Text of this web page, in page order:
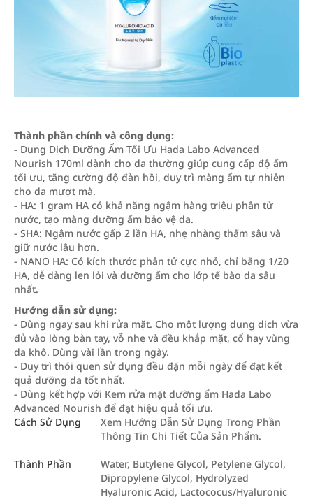
Thành phần chính và công dụng:
- Dung Dịch Dưỡng Ẩm Tối Ưu Hada Labo Advanced
Nourish 170ml dành cho da thường giúp cung cấp độ ẩm
tối ưu, tăng cường độ đàn hồi, duy trì màng ẩm tự nhiên
cho da mượt mà.
- HA: 1 gram HA có khả năng ngậm hàng triệu phân tử
nước, tạo màng dưỡng ẩm bảo vệ da.
- SHA: Ngậm nước gấp 2 lần HA, nhẹ nhàng thấm sâu và
giữ nước lâu hơn.
- NANO HA: Có kích thước phân tử cực nhỏ, chỉ bằng 1/20
HA, dễ dàng len lỏi và dưỡng ẩm cho lớp tế bào da sâu
nhất.
Hướng dẫn sử dụng:
- Dùng ngay sau khi rửa mặt. Cho một lượng dung dịch vừa
đủ vào lòng bàn tay, vỗ nhẹ và đều khắp mặt, cổ hay vùng
da khô. Dùng vài lần trong ngày.
- Duy trì thói quen sử dụng đều đặn mỗi ngày để đạt kết
quả dưỡng da tốt nhất.
- Dùng kết hợp với Kem rửa mặt dưỡng ẩm Hada Labo
Advanced Nourish để đạt hiệu quả tối ưu.
Cách Sử Dụng
Xem Hướng Dẫn Sử Dụng Trong Phần
Thông Tin Chi Tiết Của Sản Phẩm.
Thành Phần
Water, Butylene Glycol, Petylene Glycol,
Dipropylene Glycol, Hydrolyzed
Hyaluronic Acid, Lactococus/Hyaluronic